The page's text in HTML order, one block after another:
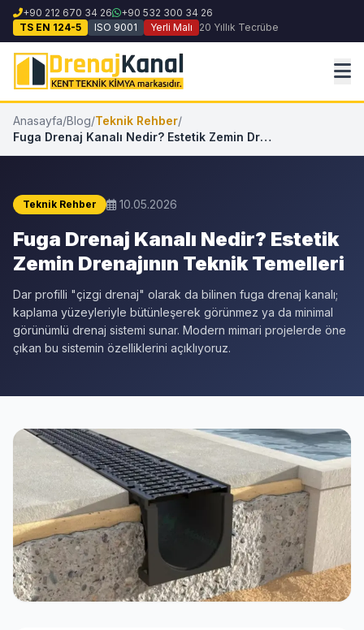
+90 212 670 34 26
+90 532 300 34 26
TS EN 124-5
ISO 9001 Yerli Malı 20 Yıllık Tecrübe
Anasayfa/Blog/Teknik Rehber/
Fuga Drenaj Kanalı Nedir? Estetik Zemin Drenajının Teknik Temelleri
Teknik Rehber 10.05.2026
Fuga Drenaj Kanalı Nedir? Estetik
Zemin Drenajının Teknik Temelleri
Dar profilli "çizgi drenaj" olarak da bilinen fuga drenaj kanalı;
kaplama yüzeyleriyle bütünleşerek görünmez ya da minimal
görünümlü drenaj sistemi sunar. Modern mimari projelerde öne
çıkan bu sistemin özelliklerini açıklıyoruz.